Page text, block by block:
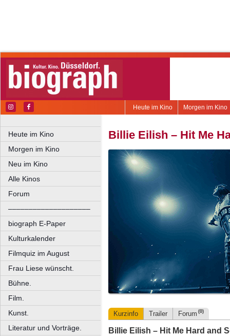
Morgen im Kino
Heute im Kino
Heute im Kino
Morgen im Kino
Neu im Kino
Alle Kinos
Forum
––––––––––––––––––––
biograph E-Paper
Kulturkalender
Filmquiz im August
Frau Liese wünscht.
Bühne.
Film.
Kunst.
Literatur und Vorträge.
Billie Eilish – Hit Me
Kurzinfo Trailer Forum (0)
Billie Eilish – Hit Me Hard and